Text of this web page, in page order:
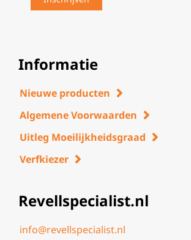
Informatie
Nieuwe producten
Algemene Voorwaarden
Uitleg Moeilijkheidsgraad
Verfkiezer
Revellspecialist.nl
info@revellspecialist.nl